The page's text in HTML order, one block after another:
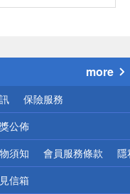
more
保險服務
公佈
須知 會員服務條款 隱
信箱